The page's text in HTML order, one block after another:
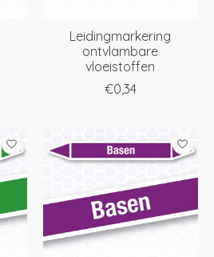
Leidingmarkering
ontvlambare
vloeistoffen
€0,34